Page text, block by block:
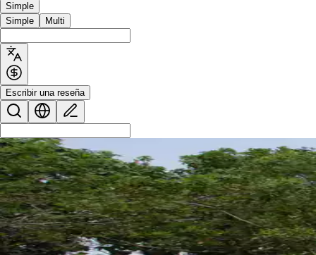
Simple
Simple
Multi
Escribir una reseña